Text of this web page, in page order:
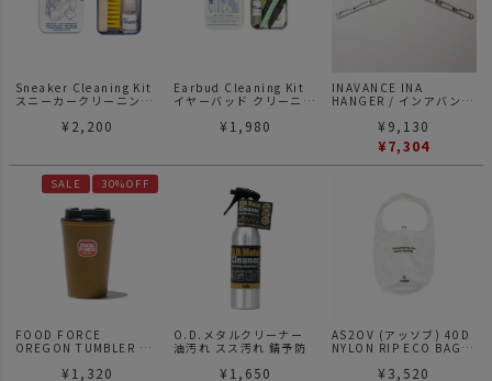
Sneaker Cleaning Kit
スニーカークリーニング
¥ 2,200
Earbud Cleaning Kit
イヤーバッド クリーニン
¥ 1,980
INAVANCE INA
HANGER / インアバンス
¥ 9,130
¥7,304
SALE 30%OFF
FOOD FORCE
OREGON TUMBLER D
¥ 1,320
O.D.メタルクリーナー
油汚れ スス汚れ 錆予防
¥ 1,650
AS2OV (アッソブ) 40D
NYLON RIP ECO BAG S
¥ 3,520